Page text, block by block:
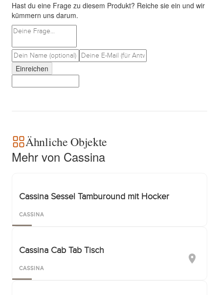
Hast du eine Frage zu diesem Produkt? Reiche sie ein und wir
kümmern uns darum.
Einreichen
Ähnliche Objekte
Mehr von Cassina
Cassina Sessel Tamburound mit Hocker
CASSINA
Cassina Cab Tab Tisch
CASSINA